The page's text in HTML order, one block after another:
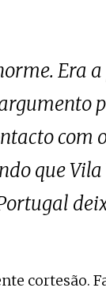
Era
com
que Vila
cortesão.